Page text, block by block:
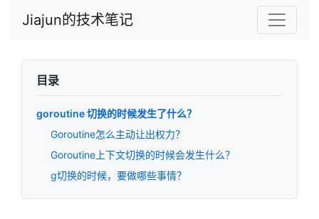
Jiajun的技术笔记
目录
goroutine 切换的时候发生了什么？
Goroutine怎么主动让出权力？
Goroutine上下文切换的时候会发生什么？
g切换的时候，要做哪些事情？